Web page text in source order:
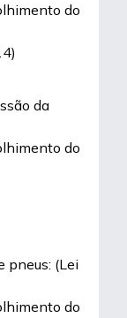
do
da
do
pneus: (Lei
do